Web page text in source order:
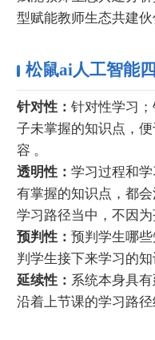
型赋能教师生态共建伙
松鼠ai人工智能
针对性： 针对性学习
子未掌握的知识点，
容 。
透明性： 学习过程和
有掌握的知识点，都
学习路径当中，不因为
预判性： 预判学生哪
判学生接下来学习的知
延续性： 系统本身具
沿着上节课的学习路径